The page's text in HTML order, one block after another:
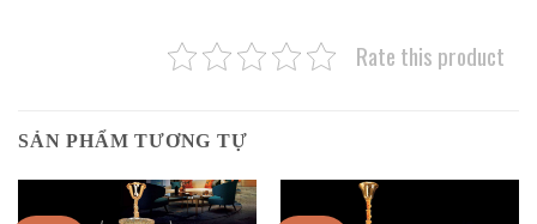
Rate this product
SẢN PHẨM TƯƠNG TỰ